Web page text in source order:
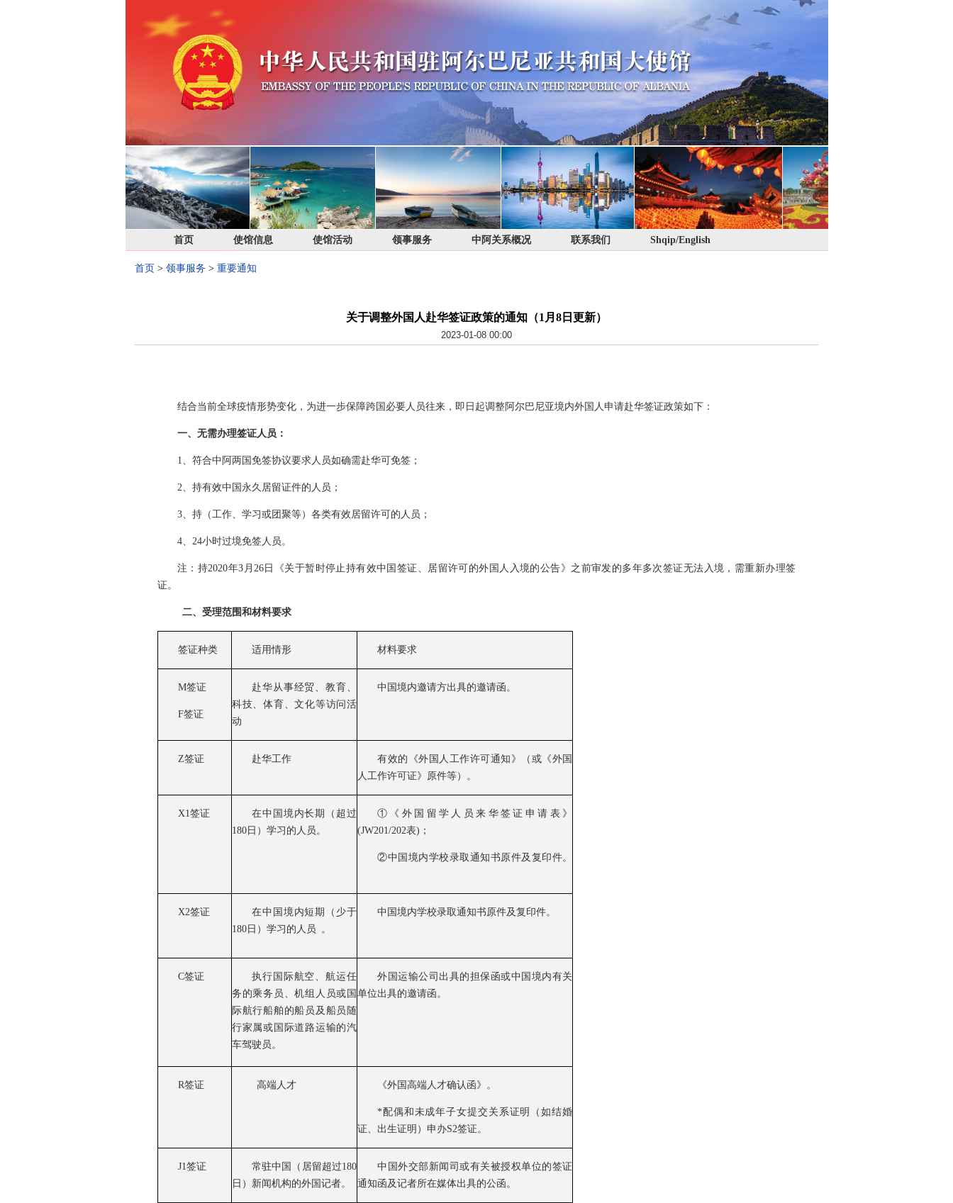
首页 使馆信息 使馆活动 领事服务 中阿关系概况 联系我们 Shqip/English
首页 > 领事服务 > 重要通知
​关于调整外国人赴华签证政策的通知（1月8日更新）
2023-01-08 00:00
结合当前全球疫情形势变化，为进一步保障跨国必要人员往来，即日起调整阿尔巴尼亚境内外国人申请赴华签证政策如下：
一、无需办理签证人员：
1、符合中阿两国免签协议要求人员如确需赴华可免签；
2、持有效中国永久居留证件的人员；
3、持（工作、学习或团聚等）各类有效居留许可的人员；
4、24小时过境免签人员。
注：持2020年3月26日《关于暂时停止持有效中国签证、居留许可的外国人入境的公告》之前审发的多年多次签证无法入境，需重新办理签
证。
二、受理范围和材料要求
签证种类 适用情形 材料要求
M签证
F签证
赴华从事经贸、教育、
科技、体育、文化等访问活
动
中国境内邀请方出具的邀请函。
Z签证 赴华工作
有效的《外国人工作许可通知》（或《外国
人工作许可证》原件等）。
X1签证
在中国境内长期（超过
180日）学习的人员。
①《外国留学人员来华签证申请表》
(JW201/202表)；
②中国境内学校录取通知书原件及复印件。
X2签证
在中国境内短期（少于
180日）学习的人员 。
中国境内学校录取通知书原件及复印件。
C签证
执行国际航空、航运任
务的乘务员、机组人员或国
际航行船舶的船员及船员随
行家属或国际道路运输的汽
车驾驶员。
外国运输公司出具的担保函或中国境内有关
单位出具的邀请函。
R签证 高端人才 《外国高端人才确认函》。
*配偶和未成年子女提交关系证明（如结婚
证、出生证明）申办S2签证。
J1签证
常驻中国（居留超过180
日）新闻机构的外国记者。
中国外交部新闻司或有关被授权单位的签证
通知函及记者所在媒体出具的公函。